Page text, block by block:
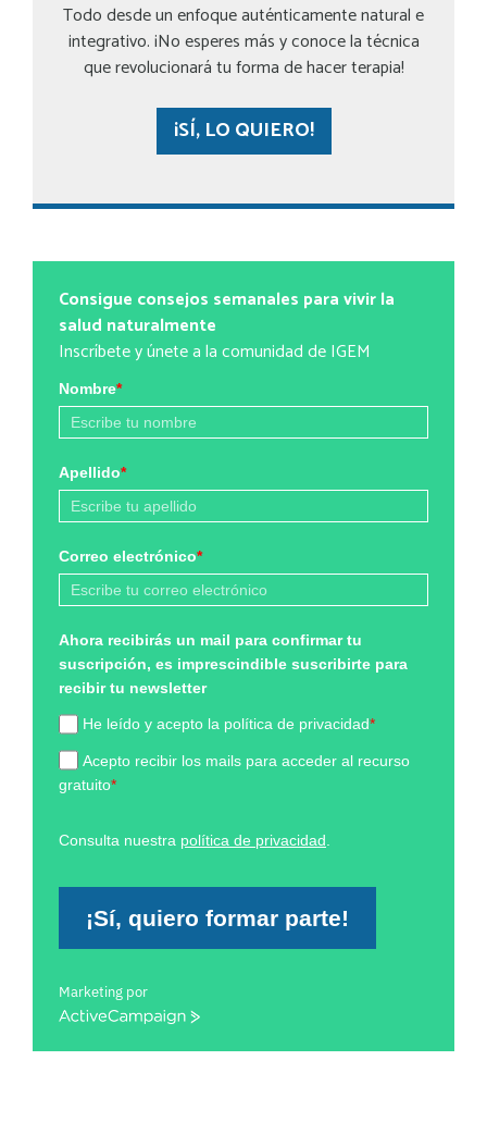
Todo desde un enfoque auténticamente natural e
integrativo. ¡No esperes más y conoce la técnica
que revolucionará tu forma de hacer terapia!
¡SÍ, LO QUIERO!
Consigue consejos semanales para vivir la
salud naturalmente
Inscríbete y únete a la comunidad de IGEM
Nombre*
Apellido*
Correo electrónico*
Ahora recibirás un mail para confirmar tu
suscripción, es imprescindible suscribirte para
recibir tu newsletter
He leído y acepto la política de privacidad*
Acepto recibir los mails para acceder al recurso
gratuito*
Consulta nuestra política de privacidad.
¡Sí, quiero formar parte!
Marketing por
ActiveCampaign